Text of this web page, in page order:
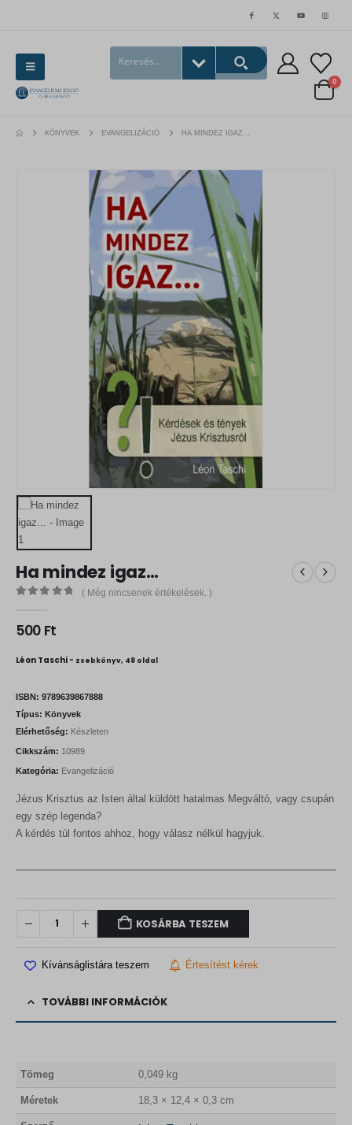
0
KÖNYVEK EVANGELIZÁCIÓ HA MINDEZ IGAZ…
Ha mindez igaz…
( Még nincsenek értékelések. )
500 Ft
Léon Taschi - zsebkönyv, 48 oldal
ISBN: 9789639867888
Típus: Könyvek
Elérhetőség: Készleten
Cikkszám: 10989
Kategória: Evangelizáció
Jézus Krisztus az Isten által küldött hatalmas Megváltó, vagy csupán
egy szép legenda?
A kérdés túl fontos ahhoz, hogy válasz nélkül hagyjuk.
KOSÁRBA TESZEM
Kívánságlistára teszem Értesítést kérek
TOVÁBBI INFORMÁCIÓK
Tömeg 0,049 kg
Méretek 18,3 × 12,4 × 0,3 cm